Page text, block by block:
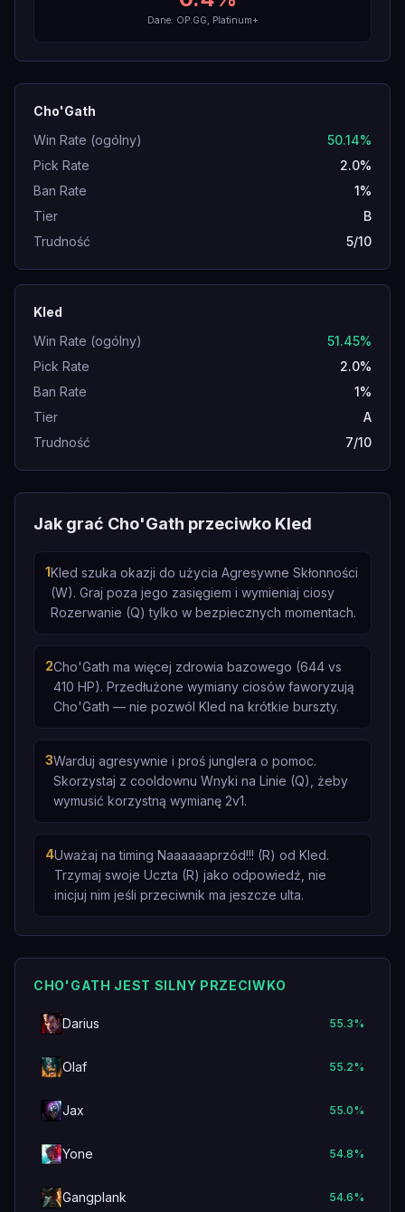
Dane: OP.GG, Platinum+
Cho'Gath
Win Rate (ogólny)
50.14%
Pick Rate
2.0%
Ban Rate
1%
Tier
B
Trudność
5/10
Kled
Win Rate (ogólny)
51.45%
Pick Rate
2.0%
Ban Rate
1%
Tier
A
Trudność
7/10
Jak grać Cho'Gath przeciwko Kled
1Kled szuka okazji do użycia Agresywne Skłonności
(W). Graj poza jego zasięgiem i wymieniaj ciosy
Rozerwanie (Q) tylko w bezpiecznych momentach.
2Cho'Gath ma więcej zdrowia bazowego (644 vs
410 HP). Przedłużone wymiany ciosów faworyzują
Cho'Gath — nie pozwól Kled na krótkie burszty.
3Warduj agresywnie i proś junglera o pomoc.
Skorzystaj z cooldownu Wnyki na Linie (Q), żeby
wymusić korzystną wymianę 2v1.
4Uważaj na timing Naaaaaaprzód!!! (R) od Kled.
Trzymaj swoje Uczta (R) jako odpowiedź, nie
inicjuj nim jeśli przeciwnik ma jeszcze ulta.
CHO'GATH JEST SILNY PRZECIWKO
Darius 55.3%
Olaf 55.2%
Jax 55.0%
Yone 54.8%
Gangplank 54.6%